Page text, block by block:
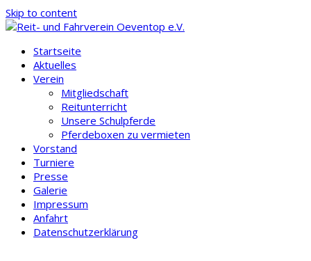
Skip to content
Startseite
Aktuelles
Verein
Mitgliedschaft
Reitunterricht
Unsere Schulpferde
Pferdeboxen zu vermieten
Vorstand
Turniere
Presse
Galerie
Impressum
Anfahrt
Datenschutzerklärung